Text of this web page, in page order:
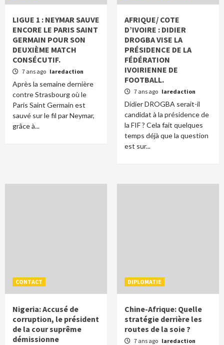
LIGUE 1 : NEYMAR SAUVE
ENCORE LE PARIS SAINT
GERMAIN POUR SON
DEUXIÈME MATCH
CONSÉCUTIF.
7 ans ago laredaction
Après la semaine dernière
contre Strasbourg où le
Paris Saint Germain est
sauvé sur le fil par Neymar,
grâce à...
AFRIQUE/ COTE
D’IVOIRE : DIDIER
DROGBA VISE LA
PRÉSIDENCE DE LA
FÉDÉRATION
IVOIRIENNE DE
FOOTBALL.
7 ans ago laredaction
Didier DROGBA serait-il
candidat à la présidence de
la FIF ? Cela fait quelques
temps déjà que la question
est sur...
CONTACT
Nigeria: Accusé de
corruption, le président
de la cour suprême
démissionne
DIPLOMATIE
Chine-Afrique: Quelle
stratégie derrière les
routes de la soie ?
7 ans ago laredaction